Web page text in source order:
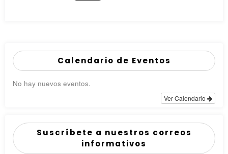
Calendario de Eventos
No hay nuevos eventos.
Ver Calendario
Suscríbete a nuestros correos
informativos